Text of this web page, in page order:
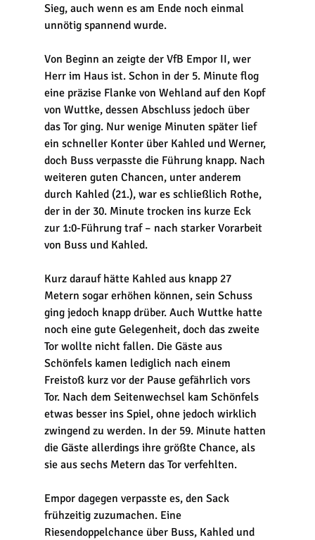
Sieg, auch wenn es am Ende noch einmal
unnötig spannend wurde.
Von Beginn an zeigte der VfB Empor II, wer
Herr im Haus ist. Schon in der 5. Minute flog
eine präzise Flanke von Wehland auf den Kopf
von Wuttke, dessen Abschluss jedoch über
das Tor ging. Nur wenige Minuten später lief
ein schneller Konter über Kahled und Werner,
doch Buss verpasste die Führung knapp. Nach
weiteren guten Chancen, unter anderem
durch Kahled (21.), war es schließlich Rothe,
der in der 30. Minute trocken ins kurze Eck
zur 1:0-Führung traf – nach starker Vorarbeit
von Buss und Kahled.
Kurz darauf hätte Kahled aus knapp 27
Metern sogar erhöhen können, sein Schuss
ging jedoch knapp drüber. Auch Wuttke hatte
noch eine gute Gelegenheit, doch das zweite
Tor wollte nicht fallen. Die Gäste aus
Schönfels kamen lediglich nach einem
Freistoß kurz vor der Pause gefährlich vors
Tor. Nach dem Seitenwechsel kam Schönfels
etwas besser ins Spiel, ohne jedoch wirklich
zwingend zu werden. In der 59. Minute hatten
die Gäste allerdings ihre größte Chance, als
sie aus sechs Metern das Tor verfehlten.
Empor dagegen verpasste es, den Sack
frühzeitig zuzumachen. Eine
Riesendoppelchance über Buss, Kahled und